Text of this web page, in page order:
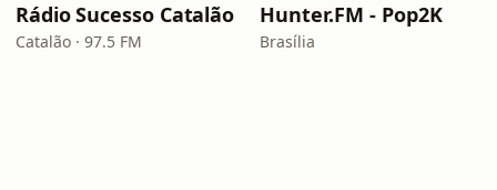
Rádio Sucesso Catalão
Catalão · 97.5 FM
Hunter.FM - Pop2K
Brasília